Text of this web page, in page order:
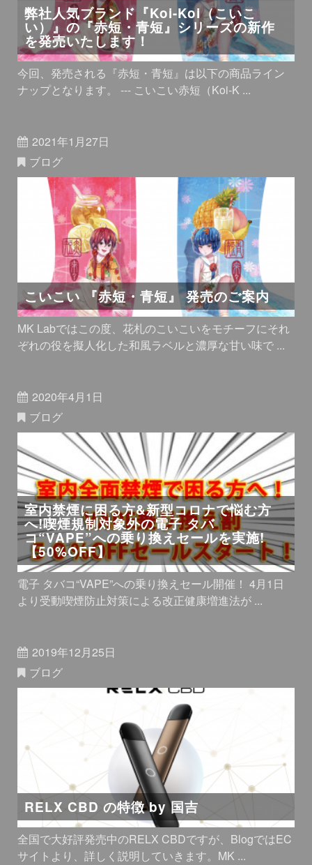
弊社人気ブランド『Koi-Koi（こいこ
い）』の『赤短・青短』シリーズの新作
を発売いたします！
今回、発売される『赤短・青短』は以下の商品ライン
ナップとなります。 --- こいこい赤短（Koi-K ...
2021年1月27日
ブログ
こいこい 『赤短・青短』 発売のご案内
MK Labではこの度、花札のこいこいをモチーフにそれ
ぞれの役を擬人化した和風ラベルと濃厚な甘い味で ...
2020年4月1日
ブログ
室内禁煙に困る方&新型コロナで悩む方
へ!喫煙規制対象外の電子 タバ
コ“VAPE”への乗り換えセールを実施!
【50%OFF】
電子 タバコ“VAPE”への乗り換えセール開催！ 4月1日
より受動喫煙防止対策による改正健康増進法が ...
2019年12月25日
ブログ
RELX CBD の特徴 by 国吉
全国で大好評発売中のRELX CBDですが、BlogではEC
サイトより、詳しく説明していきます。MK ...